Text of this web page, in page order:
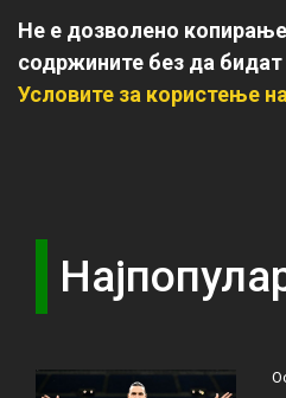
Не е дозволено
содржините без да
Условите за користење